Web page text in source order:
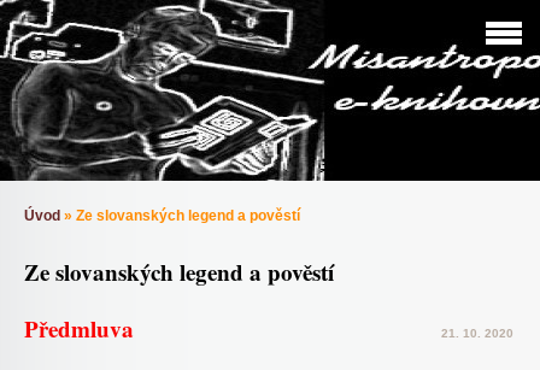
Úvod » Ze slovanských legend a pověstí
Ze slovanských legend a pověstí
Předmluva
21. 10. 2020